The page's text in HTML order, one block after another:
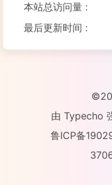
本站总访问量 :
最后更新时间 :
由 Typecho
鲁ICP备